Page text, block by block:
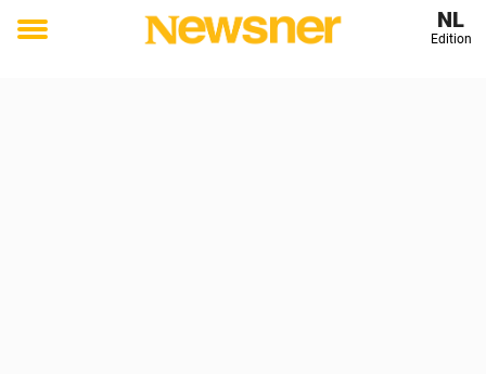
Toggle
NL
Edition